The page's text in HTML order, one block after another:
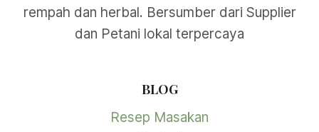
rempah dan herbal. Bersumber dari Supplier
dan Petani lokal terpercaya
BLOG
Resep Masakan